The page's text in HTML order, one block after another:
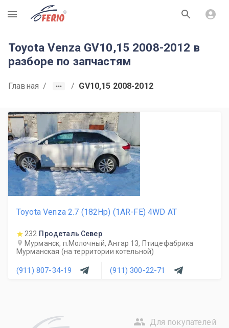
R
Toyota Venza GV10,15 2008-2012 в
разборе по запчастям
Главная / / GV10,15 2008-2012
Toyota Venza 2.7 (182Hp) (1AR-FE) 4WD AT
232 Продеталь Север
Мурманск, п.Молочный, Ангар 13, Птицефабрика
Мурманская (на территории котельной)
(911) 807-34-19 (911) 300-22-71
Для покупателей